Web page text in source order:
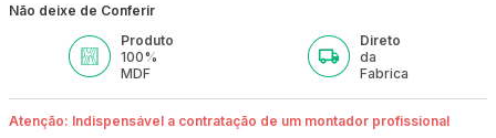
Não deixe de Conferir
Produto
100%
MDF
Direto
da
Fabrica
Atenção: Indispensável a contratação de um montador profissional